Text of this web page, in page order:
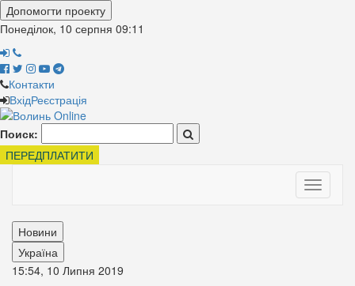
Допомогти проекту
Понеділок, 10 серпня 09:11
Контакти
ВхідРеєстрація
Поиск:
ПЕРЕДПЛАТИТИ
Toggle
Новини
Україна
15:54, 10 Липня 2019